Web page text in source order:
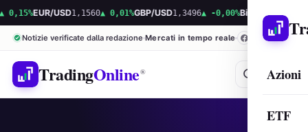
Azioni
ETF
EUR/USD1,1560▲ 0,01%GBP/USD1,3496▲ -0,00%Bitcoin 65.309,09
Notizie verificate dalla redazione Mercati in tempo reale
TradingOnline®